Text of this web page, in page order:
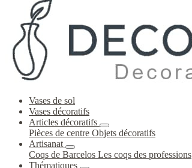
Vases de sol
Vases décoratifs
Articles décoratifs
Pièces de centre Objets décoratifs
Artisanat
Coqs de Barcelos Les coqs des professions
Thématiques